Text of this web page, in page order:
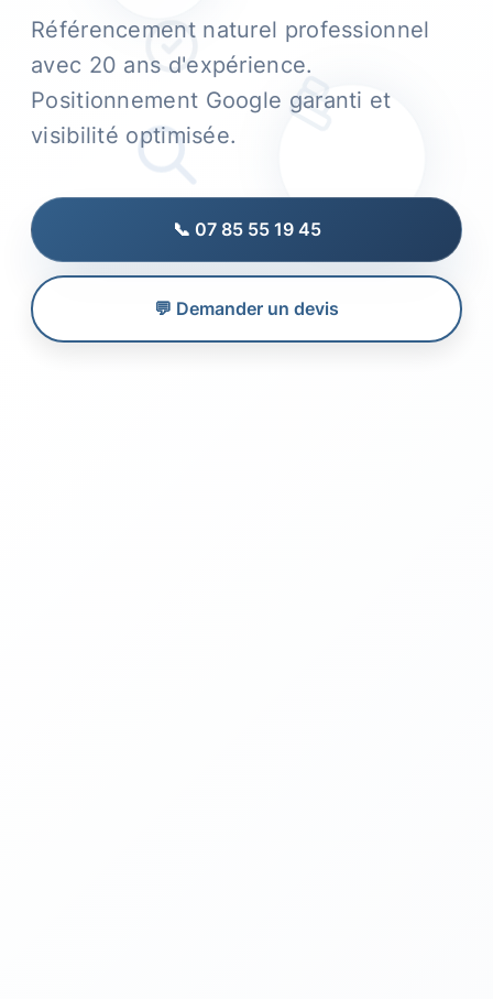
Référencement naturel professionnel
avec 20 ans d'expérience.
Positionnement Google garanti et
visibilité optimisée.
📞 07 85 55 19 45
💬 Demander un devis